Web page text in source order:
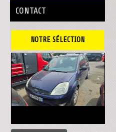
CONTACT
NOTRE SÉLECTION